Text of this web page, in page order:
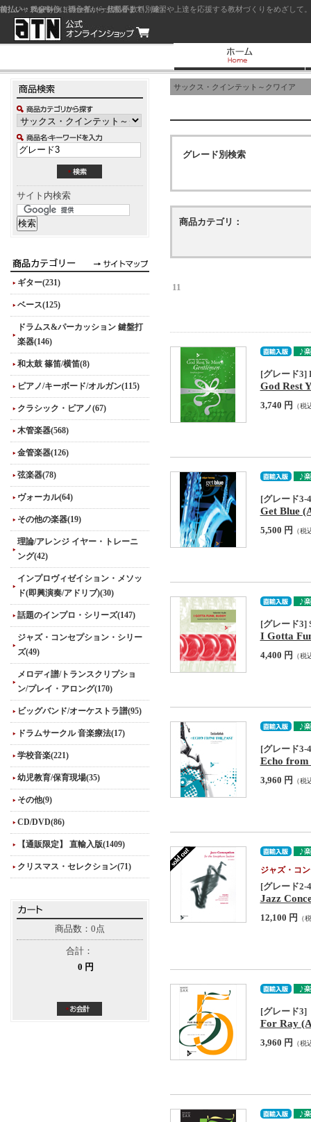
ジャズを中心に初心者から上級者まで、練習や上達を応援する教材づくりをめざし
サイト内検索
ギター(231)
ベース(125)
ドラムス&パーカッション 鍵盤打
楽器(146)
和太鼓 篠笛/横笛(8)
ピアノ/キーボード/オルガン(115)
クラシック・ピアノ(67)
木管楽器(568)
金管楽器(126)
弦楽器(78)
ヴォーカル(64)
その他の楽器(19)
理論/アレンジ イヤー・トレーニ
ング(42)
インプロヴィゼイション・メソッ
ド(即興演奏/アドリブ)(30)
話題のインプロ・シリーズ(147)
ジャズ・コンセプション・シリー
ズ(49)
メロディ譜/トランスクリプショ
ン/プレイ・アロング(170)
ビッグバンド/オーケストラ譜(95)
ドラムサークル 音楽療法(17)
学校音楽(221)
幼児教育/保育現場(35)
その他(9)
CD/DVD(86)
【通販限定】 直輸入版(1409)
クリスマス・セレクション(71)
商品数：0点
合計：
0 円
サックス・クインテット～クワイア
グレード別検索
商品カテゴリ：
11
[グレード3]
God Rest
3,740 円 （税
[グレード3-
Get Blue
5,500 円 （税
[グレード3]
I Gotta
4,400 円 （税
[グレード3-
Echo from
3,960 円 （税
ジャズ・コ
[グレード2-
Jazz
12,100 円 （
[グレード3]
For Ray
3,960 円 （税
前払い：クレジットカード（一括払い）
後払い：代金引換（現金払い・代引手数料別途）
前払い：PayPay